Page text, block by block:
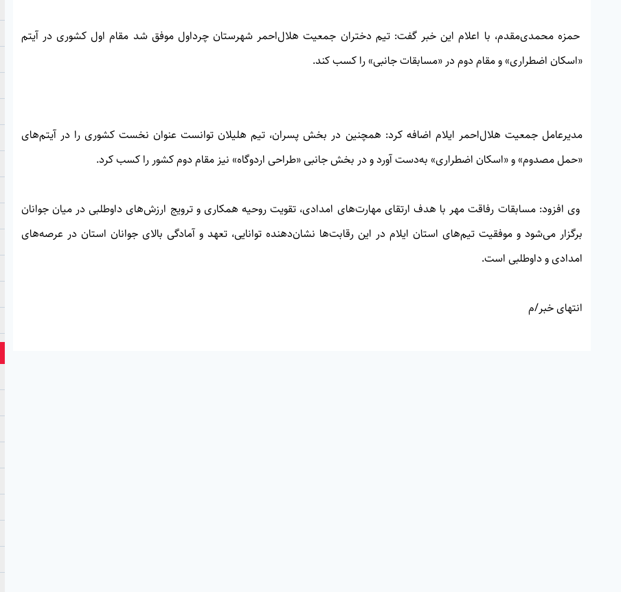
حمزه محمدی‌مقدم، با اعلام این خبر گفت: تیم دختران جمعیت هلال‌احمر شهرستان چرداول موفق شد مقام اول کشوری در آیتم
«اسکان اضطراری» و مقام دوم در «مسابقات جانبی» را کسب کند.
مدیرعامل جمعیت هلال‌احمر ایلام اضافه کرد: همچنین در بخش پسران، تیم هلیلان توانست عنوان نخست کشوری را در آیتم‌های
«حمل مصدوم» و «اسکان اضطراری» به‌دست آورد و در بخش جانبی «طراحی اردوگاه» نیز مقام دوم کشور را کسب کرد.
وی افزود: مسابقات رفاقت مهر با هدف ارتقای مهارت‌های امدادی، تقویت روحیه همکاری و ترویج ارزش‌های داوطلبی در میان جوانان
برگزار می‌شود و موفقیت تیم‌های استان ایلام در این رقابت‌ها نشان‌دهنده توانایی، تعهد و آمادگی بالای جوانان استان در عرصه‌های
امدادی و داوطلبی است.
انتهای خبر/م